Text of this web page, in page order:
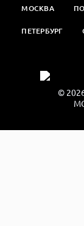
МОСКВА
ПЕТЕРБУРГ
©